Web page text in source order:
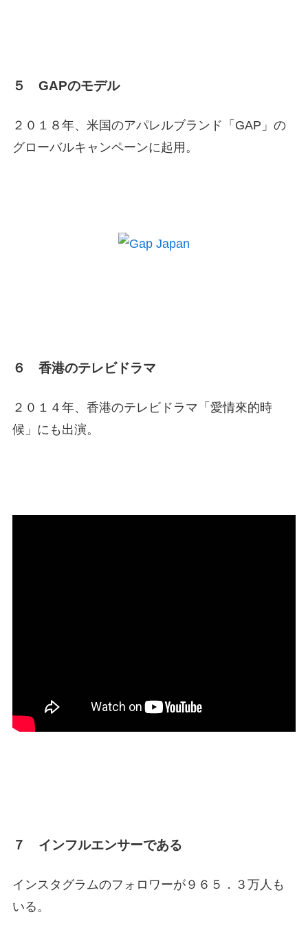
５ GAPのモデル
２０１８年、米国のアパレルブランド「GAP」の
グローバルキャンペーンに起用。
６ 香港のテレビドラマ
２０１４年、香港のテレビドラマ「愛情來的時
候」にも出演。
７ インフルエンサーである
インスタグラムのフォロワーが９６５．３万人も
いる。